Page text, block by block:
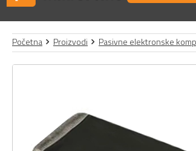
Početna Proizvodi Pasivne elektronske